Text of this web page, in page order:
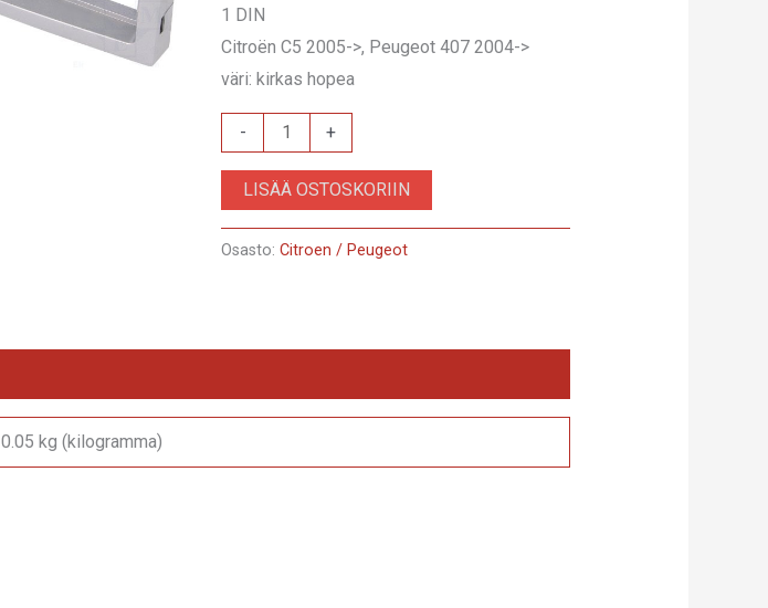
1 DIN
Citroën C5 2005->, Peugeot 407 2004->
väri: kirkas hopea
-
RAM-
40.168.2
määrä
+
LISÄÄ OSTOSKORIIN
Osasto:Citroen / Peugeot
0.05 kg (kilogramma)